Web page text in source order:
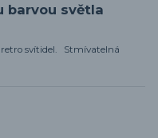
barvou světla
retro svítidel. Stmívatelná